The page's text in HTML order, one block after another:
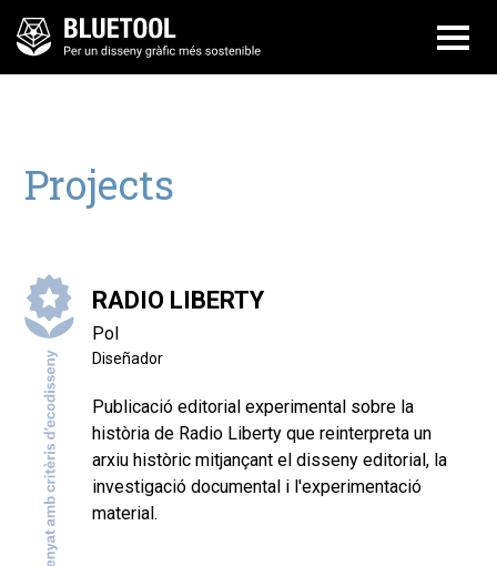
Projects
RADIO LIBERTY
Pol
Diseñador
Publicació editorial experimental sobre la
història de Radio Liberty que reinterpreta un
arxiu històric mitjançant el disseny editorial, la
investigació documental i l'experimentació
material.